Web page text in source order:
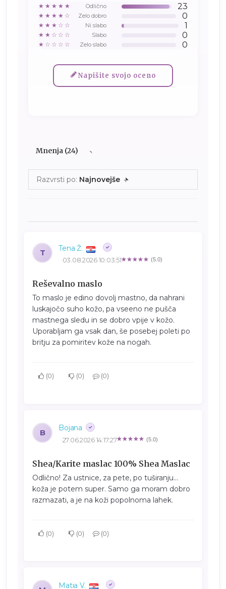
★★★★★ Odlično 23
★★★★☆ Zelo dobro 0
★★★☆☆ Ni slabo 1
★★☆☆☆ Slabo 0
★☆☆☆☆ Zelo slabo 0
Napišite svojo oceno
Mnenja (24)
Razvrsti po: Najnovejše
T Tena Ž.
(5.0)
03.08.2026 10:03:51
Reševalno maslo
To maslo je edino dovolj mastno, da nahrani
luskajočo suho kožo, pa vseeno ne pušča
mastnega sledu in se dobro vpije v kožo.
Uporabljam ga vsak dan, še posebej poleti po
britju za pomiritev kože na nogah.
0 0 0
B Bojana
(5.0)
27.06.2026 14:17:27
Shea/Karite maslac 100% Shea Maslac
Odlično! Za ustnice, za pete, po tuširanju...
koža je potem super. Samo ga moram dobro
razmazati, a je na koži popolnoma lahek.
0 0 0
Matia V.